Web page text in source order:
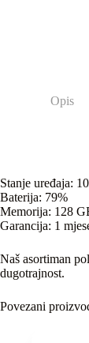
Opis
Stanje uređaja:
Baterija: 79%
Memorija: 128
Garancija: 1
Naš asortiman
dugotrajnost.
Povezani